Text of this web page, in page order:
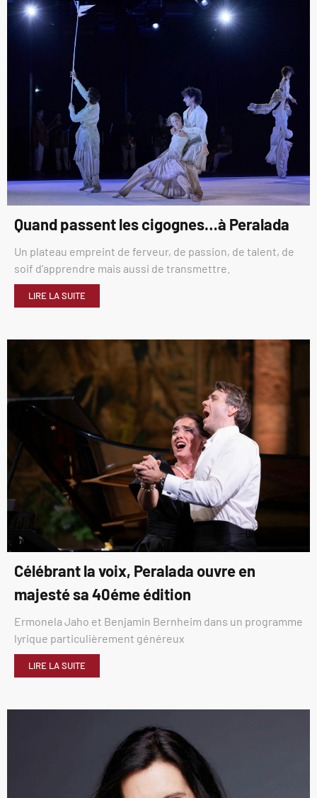
Quand passent les cigognes…à Peralada
Un plateau empreint de ferveur, de passion, de talent, de
soif d’apprendre mais aussi de transmettre.
LIRE LA SUITE
Célébrant la voix, Peralada ouvre en
majesté sa 40éme édition
Ermonela Jaho et Benjamin Bernheim dans un programme
lyrique particulièrement généreux
LIRE LA SUITE